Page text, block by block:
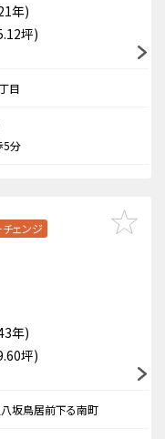
年)
坪)
目
5分
ェンジ
年)
坪)
坂鳥居前下る南町